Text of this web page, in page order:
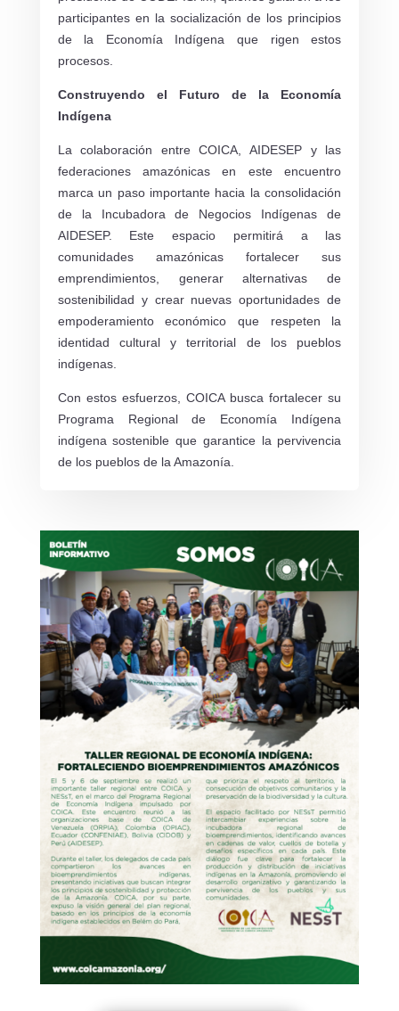
participantes en la socialización de los principios
de la Economía Indígena que rigen estos
procesos.
Construyendo el Futuro de la Economía
Indígena
La colaboración entre COICA, AIDESEP y las
federaciones amazónicas en este encuentro
marca un paso importante hacia la consolidación
de la Incubadora de Negocios Indígenas de
AIDESEP. Este espacio permitirá a las
comunidades amazónicas fortalecer sus
emprendimientos, generar alternativas de
sostenibilidad y crear nuevas oportunidades de
empoderamiento económico que respeten la
identidad cultural y territorial de los pueblos
indígenas.
Con estos esfuerzos, COICA busca fortalecer su
Programa Regional de Economía Indígena
indígena sostenible que garantice la pervivencia
de los pueblos de la Amazonía.